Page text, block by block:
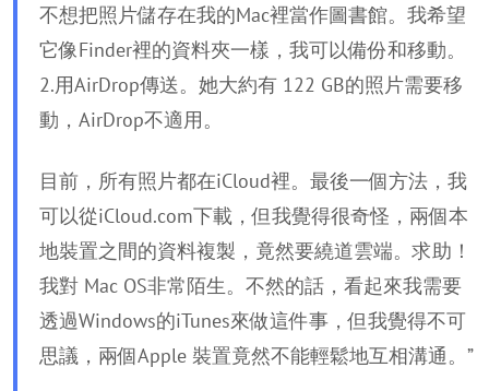
不想把照片儲存在我的Mac裡當作圖書館。我希望
它像Finder裡的資料夾一樣，我可以備份和移動。
2.用AirDrop傳送。她大約有 122 GB的照片需要移
動，AirDrop不適用。
目前，所有照片都在iCloud裡。最後一個方法，我
可以從iCloud.com下載，但我覺得很奇怪，兩個本
地裝置之間的資料複製，竟然要繞道雲端。求助！
我對 Mac OS非常陌生。不然的話，看起來我需要
透過Windows的iTunes來做這件事，但我覺得不可
思議，兩個Apple 裝置竟然不能輕鬆地互相溝通。”